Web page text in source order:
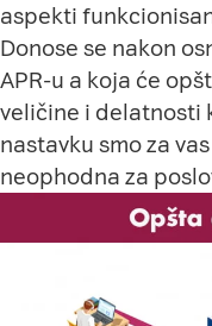
aspekti
Donose se nakon
APR-u a koja će
veličine i delatnosti
nastavku smo za
neophodna za